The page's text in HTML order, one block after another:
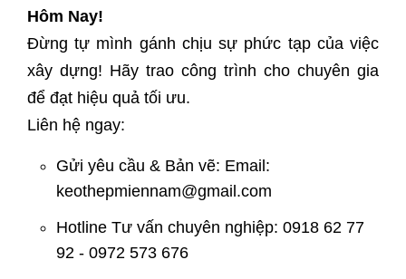
Hôm Nay!
Đừng tự mình gánh chịu sự phức tạp của việc
xây dựng! Hãy trao công trình cho chuyên gia
để đạt hiệu quả tối ưu.
Liên hệ ngay:
Gửi yêu cầu & Bản vẽ: Email:
keothepmiennam@gmail.com
Hotline Tư vấn chuyên nghiệp: 0918 62 77
92 - 0972 573 676